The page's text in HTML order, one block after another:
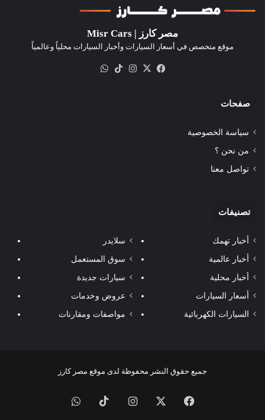
مصر كارز | Misr Cars
موقع متخصص في أسعار السيارات وأخبار السيارات محلياً وعالمياً
فيسبوك
‫X انستقرام‫TikTok
صفحات
سياسة الخصوصية
من نحن ؟
تواصل معنا
تصنيفات
أخبار تهمك
أخبار عالمية
أخبار محلية
أسعار السيارات
السيارات الكهربائية
سلايدر
سوق المستعمل
سيارات جديدة
عروض وخدمات
مواصفات ومقارنات
جميع حقوق النشر محفوظة لدى موقع مصر كارز
فيسبوك انستقرام‫TikTokواتساب